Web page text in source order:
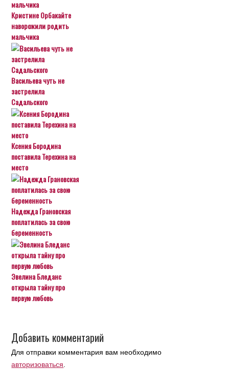
Кристине Орбакайте
наворожили родить
мальчика
Васильева чуть не
застрелила
Садальского
Ксения Бородина
поставила Терехина на
место
Надежда Грановская
поплатилась за свою
беременность
Эвелина Бледанс
открыла тайну про
первую любовь
Добавить комментарий
Для отправки комментария вам необходимо
авторизоваться